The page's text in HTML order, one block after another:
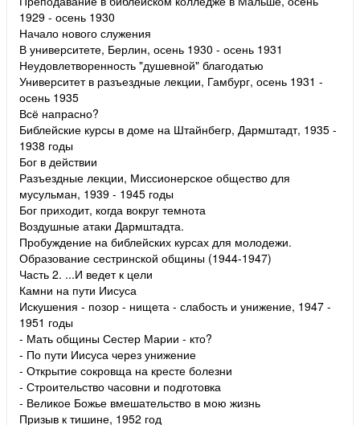
1929 - осень 1930
Начало нового служения
В университете, Берлин, осень 1930 - осень 1931
Неудовлетворенность "душевной" благодатью
Университет в разъездные лекции, Гамбург, осень 1931 -
осень 1935
Всё напрасно?
Библейские курсы в доме на Штайнбегр, Дармштадт, 1935 -
1938 годы
Бог в действии
Разъездные лекции, Миссионерское общество для
мусульман, 1939 - 1945 годы
Бог приходит, когда вокруг темнота
Воздушные атаки Дармштадта.
Пробуждение на библейских курсах для молодежи.
Образование сестринской общины (1944-1947)
Часть 2. ...И ведет к цели
Камни на пути Иисуса
Искушения - позор - нищета - слабость и унижение, 1947 -
1951 годы
- Мать общины Сестер Марии - кто?
- По пути Иисуса через унижение
- Открытие сокровща на кресте болезни
- Строительство часовни и подготовка
- Великое Божье вмешательство в мою жизнь
Призыв к тишине, 1952 год